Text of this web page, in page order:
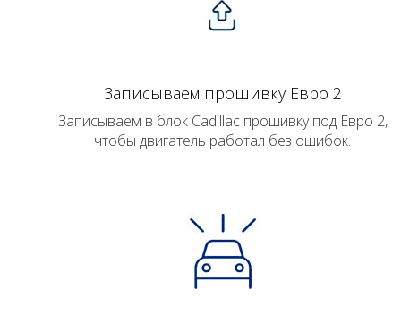
Записываем прошивку Евро 2
Записываем в блок Cadillac прошивку под Евро 2,
чтобы двигатель работал без ошибок.